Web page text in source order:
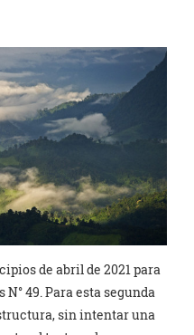
de abril de 2021 para
49. Para esta segunda
sin intentar una